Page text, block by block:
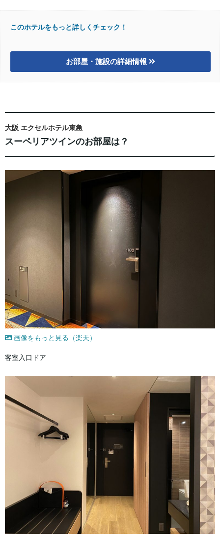
このホテルをもっと詳しくチェック！
お部屋・施設の詳細情報
大阪 エクセルホテル東急
スーペリアツインのお部屋は？
画像をもっと見る（楽天）
客室入口ドア